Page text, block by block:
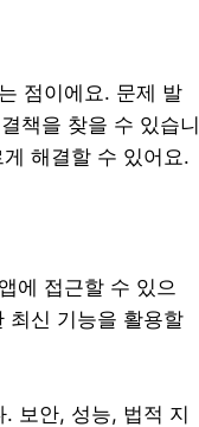
점이에요. 문제 발
책을 찾을 수 있습니
해결할 수 있어요.
에 접근할 수 있으
최신 기능을 활용할
보안, 성능, 법적 지